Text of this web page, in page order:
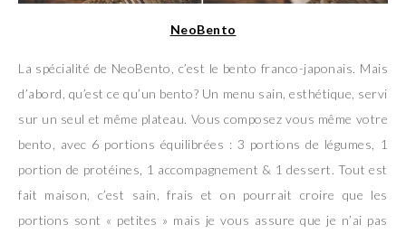
NeoBento
La spécialité de NeoBento, c’est le bento franco-japonais. Mais
d’abord, qu’est ce qu’un bento? Un menu sain, esthétique, servi
sur un seul et même plateau. Vous composez vous même votre
bento, avec 6 portions équilibrées : 3 portions de légumes, 1
portion de protéines, 1 accompagnement & 1 dessert. Tout est
fait maison, c’est sain, frais et on pourrait croire que les
portions sont « petites » mais je vous assure que je n’ai pas